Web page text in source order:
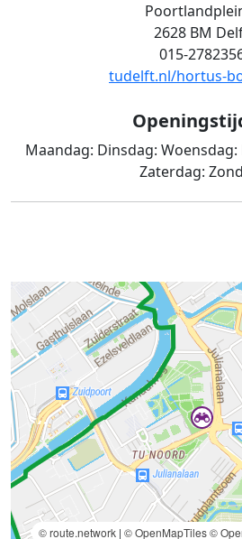
2628 BM
015-
tudelft.nl/hortus-
Maandag: Dinsdag: Woensdag:
Zaterdag:
© route.network | © OpenMapTiles©